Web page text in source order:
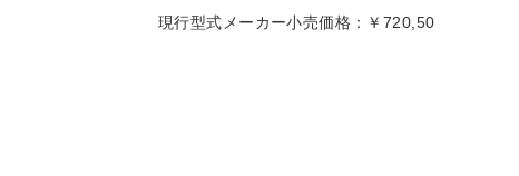
現行型式メーカー小売価格：￥720,50